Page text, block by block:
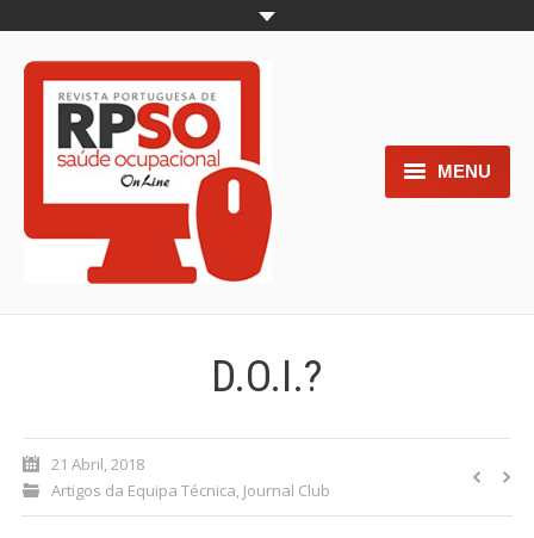
MENU
Home
Documentos necessários à
D.O.I.?
21 Abril, 2018
Artigos da Equipa Técnica, Journal Club